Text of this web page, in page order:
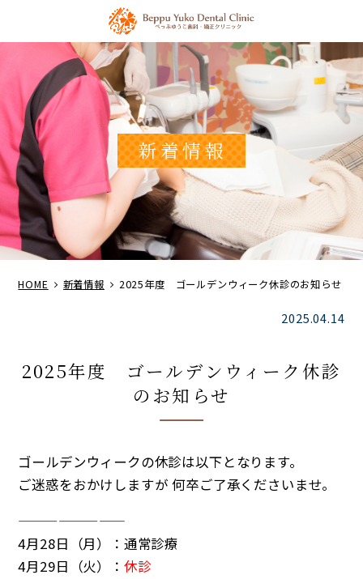
新着情報
HOME 新着情報 2025年度 ゴールデンウィーク休診のお知らせ
2025.04.14
2025年度 ゴールデンウィーク休診
のお知らせ
ゴールデンウィークの休診は以下となります。
ご迷惑をおかけしますが 何卒ご了承くださいませ。
————————
4月28日（月）：通常診療
4月29日（火）： 休診